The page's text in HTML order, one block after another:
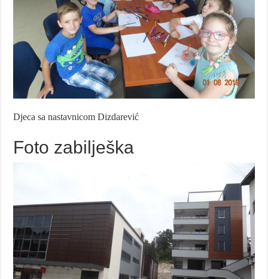
Djeca sa nastavnicom Dizdarević
Foto zabilješka